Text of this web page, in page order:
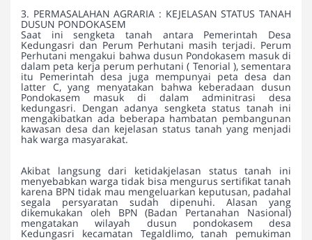
3. PERMASALAHAN AGRARIA : KEJELASAN STATUS TANAH
DUSUN PONDOKASEM
Saat ini sengketa tanah antara Pemerintah Desa
Kedungasri dan Perum Perhutani masih terjadi. Perum
Perhutani mengakui bahwa dusun Pondokasem masuk di
dalam peta kerja perum perhutani ( Tenorial ), sementara
itu Pemerintah desa juga mempunyai peta desa dan
latter C, yang menyatakan bahwa keberadaan dusun
Pondokasem masuk di dalam adminitrasi desa
kedungasri. Dengan adanya sengketa status tanah ini
mengakibatkan ada beberapa hambatan pembangunan
kawasan desa dan kejelasan status tanah yang menjadi
hak warga masyarakat.
Akibat langsung dari ketidakjelasan status tanah ini
menyebabkan warga tidak bisa mengurus sertifikat tanah
karena BPN tidak mau mengeluarkan keputusan, padahal
segala persyaratan sudah dipenuhi. Alasan yang
dikemukakan oleh BPN (Badan Pertanahan Nasional)
mengatakan wilayah dusun pondokasem desa
Kedungasri kecamatan Tegaldlimo, tanah pemukiman